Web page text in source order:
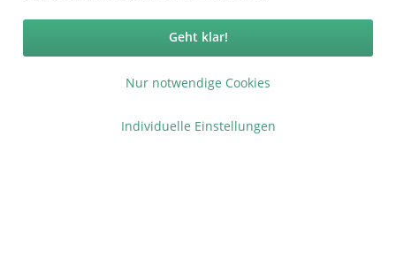
Ab 75 € versandkostenfrei *
Service Hotline
Informationen
Nur notwendige Cookies
Geht klar!
Individuelle Einstellungen